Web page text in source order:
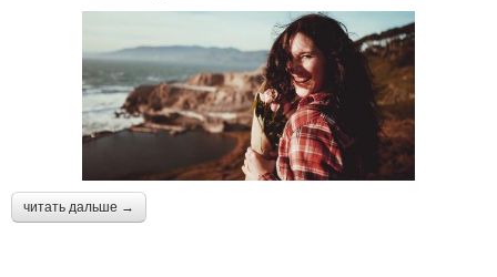
читать дальше →